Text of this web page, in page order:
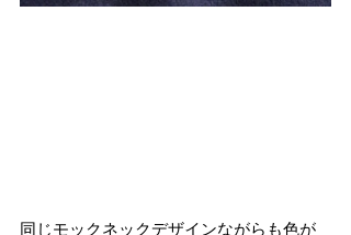
同じモックネックデザインながらも色が